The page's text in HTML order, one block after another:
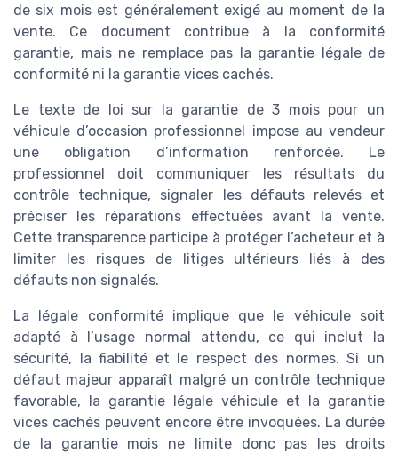
de six mois est généralement exigé au moment de la
vente. Ce document contribue à la conformité
garantie, mais ne remplace pas la garantie légale de
conformité ni la garantie vices cachés.
Le texte de loi sur la garantie de 3 mois pour un
véhicule d’occasion professionnel impose au vendeur
une obligation d’information renforcée. Le
professionnel doit communiquer les résultats du
contrôle technique, signaler les défauts relevés et
préciser les réparations effectuées avant la vente.
Cette transparence participe à protéger l’acheteur et à
limiter les risques de litiges ultérieurs liés à des
défauts non signalés.
La légale conformité implique que le véhicule soit
adapté à l’usage normal attendu, ce qui inclut la
sécurité, la fiabilité et le respect des normes. Si un
défaut majeur apparaît malgré un contrôle technique
favorable, la garantie légale véhicule et la garantie
vices cachés peuvent encore être invoquées. La durée
de la garantie mois ne limite donc pas les droits
Finance Insiders — 2026
➔ Télécharger
* En remplissant ce formulaire, j’accepte d’être
contacté(e) à des fins commerciales par Finance Insiders
et ses partenaires.